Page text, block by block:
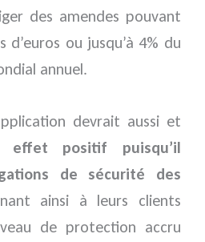
des amendes pouvant
ou jusqu’à 4% du
annuel.
devrait aussi et
effet positif puisqu’il
de sécurité des
ainsi à leurs clients
de protection accru